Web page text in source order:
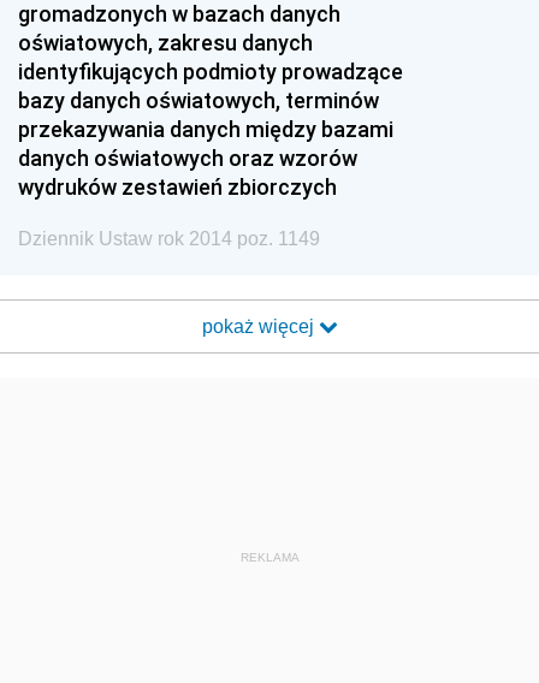
gromadzonych w bazach danych
oświatowych, zakresu danych
identyfikujących podmioty prowadzące
bazy danych oświatowych, terminów
przekazywania danych między bazami
danych oświatowych oraz wzorów
wydruków zestawień zbiorczych
Dziennik Ustaw rok 2014 poz. 1149
pokaż więcej
REKLAMA